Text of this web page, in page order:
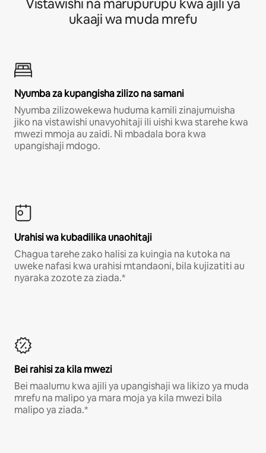
Vistawishi na marupurupu kwa ajili ya
ukaaji wa muda mrefu
Nyumba za kupangisha zilizo na samani
Nyumba zilizowekewa huduma kamili zinajumuisha
jiko na vistawishi unavyohitaji ili uishi kwa starehe kwa
mwezi mmoja au zaidi. Ni mbadala bora kwa
upangishaji mdogo.
Urahisi wa kubadilika unaohitaji
Chagua tarehe zako halisi za kuingia na kutoka na
uweke nafasi kwa urahisi mtandaoni, bila kujizatiti au
nyaraka zozote za ziada.*
Bei rahisi za kila mwezi
Bei maalumu kwa ajili ya upangishaji wa likizo ya muda
mrefu na malipo ya mara moja ya kila mwezi bila
malipo ya ziada.*